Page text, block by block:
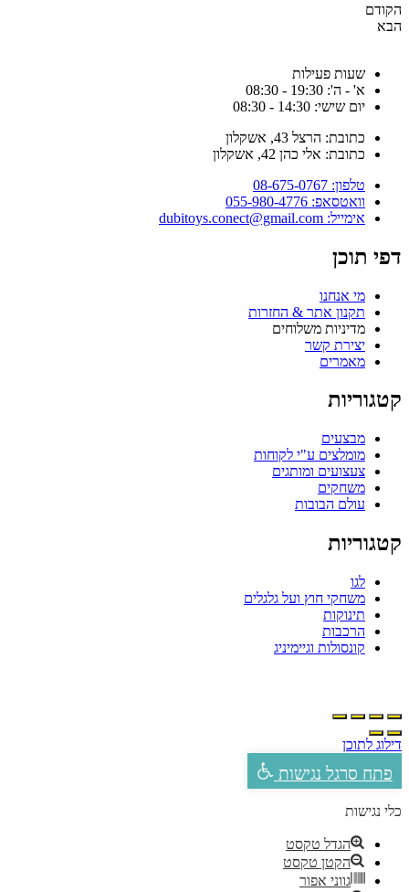
הקודם
הבא
שעות פעילות
א' - ה': 19:30 - 08:30
יום שישי: 14:30 - 08:30
כתובת: הרצל 43, אשקלון
כתובת: אלי כהן 42, אשקלון
טלפון: 08-675-0767
וואטסאפ: 055-980-4776
אימייל: dubitoys.conect@gmail.com
דפי תוכן
מי אנחנו
תקנון אתר & החזרות
מדיניות משלוחים
יצירת קשר
מאמרים
קטגוריות
מבצעים
מומלצים ע"י לקוחות
צעצועים ומותגים
משחקים
עולם הבובות
קטגוריות
לגו
משחקי חוץ ועל גלגלים
תינוקות
הרכבות
קונסולות וגיימיניג
דילוג לתוכן
פתח סרגל נגישות
כלי נגישות
הגדל טקסט
הקטן טקסט
גווני אפור